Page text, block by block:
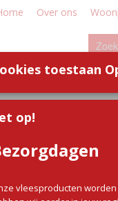
Over ons
1 / 1,7 kilo
€ 0,00
toestaan
op!
vleesproducten